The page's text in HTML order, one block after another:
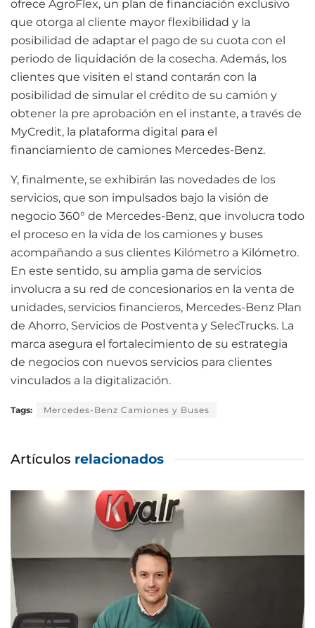
ofrece AgroFlex, un plan de financiación exclusivo
que otorga al cliente mayor flexibilidad y la
posibilidad de adaptar el pago de su cuota con el
periodo de liquidación de la cosecha. Además, los
clientes que visiten el stand contarán con la
posibilidad de simular el crédito de su camión y
obtener la pre aprobación en el instante, a través de
MyCredit, la plataforma digital para el
financiamiento de camiones Mercedes-Benz.
Y, finalmente, se exhibirán las novedades de los
servicios, que son impulsados bajo la visión de
negocio 360° de Mercedes-Benz, que involucra todo
el proceso en la vida de los camiones y buses
acompañando a sus clientes Kilómetro a Kilómetro.
En este sentido, su amplia gama de servicios
involucra a su red de concesionarios en la venta de
unidades, servicios financieros, Mercedes-Benz Plan
de Ahorro, Servicios de Postventa y SelecTrucks. La
marca asegura el fortalecimiento de su estrategia
de negocios con nuevos servicios para clientes
vinculados a la digitalización.
Tags: Mercedes-Benz Camiones y Buses
Artículos relacionados